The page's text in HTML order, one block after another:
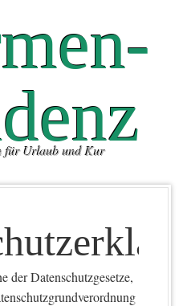
für Urlaub und Kur
der Datenschutzgesetze,